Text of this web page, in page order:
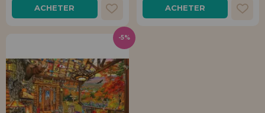
ACHETER ACHETER
-5%